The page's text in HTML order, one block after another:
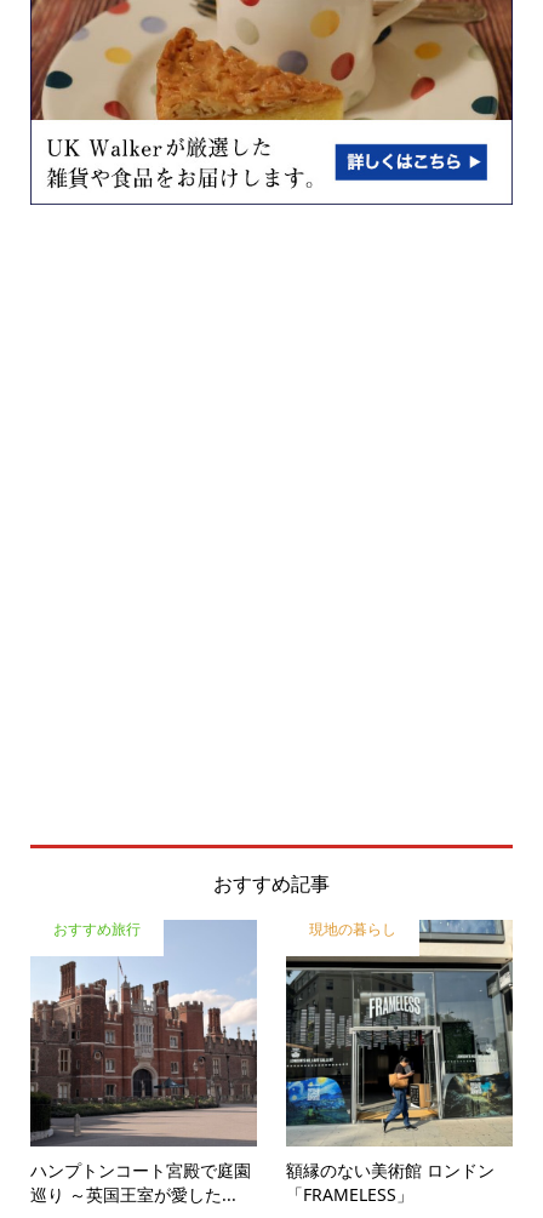
おすすめ記事
おすすめ旅行
ハンプトンコート宮殿で庭園
巡り ～英国王室が愛した...
現地の暮らし
額縁のない美術館 ロンドン
「FRAMELESS」